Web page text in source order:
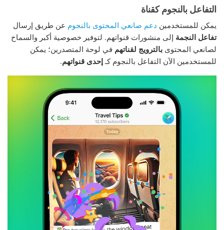
التفاعل بالنجوم كقناة
يمكن للمستخدمين دعم صانعي المحتوى بالنجوم عن طريق إرسال
تفاعل النجمة إلى منشورات قنواتهم. لتوفير خصوصية أكبر والسماح
لصانعي المحتوى بالترويج لقناتهم في لوحة المتصدرين؛ يمكن
للمستخدمين الآن التفاعل بالنجوم كـإحدى قنواتهم.